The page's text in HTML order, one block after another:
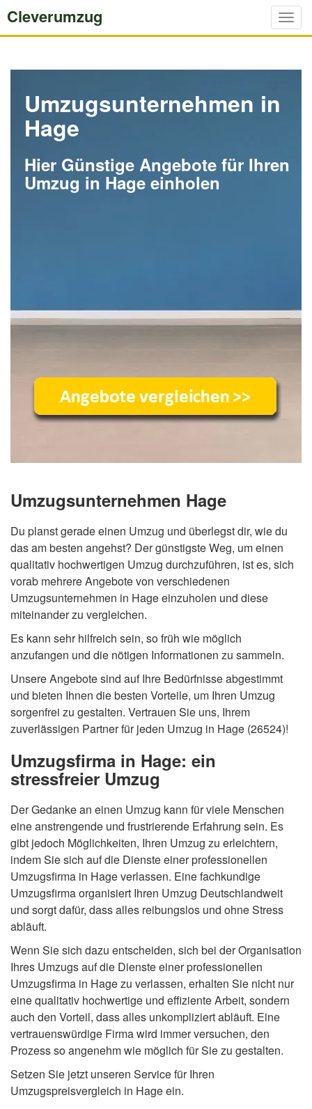
Cleverumzug
Umzugsunternehmen in
Hage
Hier Günstige Angebote für Ihren
Umzug in Hage einholen
Umzugsunternehmen Hage
Du planst gerade einen Umzug und überlegst dir, wie du
das am besten angehst? Der günstigste Weg, um einen
qualitativ hochwertigen Umzug durchzuführen, ist es, sich
vorab mehrere Angebote von verschiedenen
Umzugsunternehmen in Hage einzuholen und diese
miteinander zu vergleichen.
Es kann sehr hilfreich sein, so früh wie möglich
anzufangen und die nötigen Informationen zu sammeln.
Unsere Angebote sind auf Ihre Bedürfnisse abgestimmt
und bieten Ihnen die besten Vorteile, um Ihren Umzug
sorgenfrei zu gestalten. Vertrauen Sie uns, Ihrem
zuverlässigen Partner für jeden Umzug in Hage (26524)!
Umzugsfirma in Hage: ein
stressfreier Umzug
Der Gedanke an einen Umzug kann für viele Menschen
eine anstrengende und frustrierende Erfahrung sein. Es
gibt jedoch Möglichkeiten, Ihren Umzug zu erleichtern,
indem Sie sich auf die Dienste einer professionellen
Umzugsfirma in Hage verlassen. Eine fachkundige
Umzugsfirma organisiert Ihren Umzug Deutschlandweit
und sorgt dafür, dass alles reibungslos und ohne Stress
abläuft.
Wenn Sie sich dazu entscheiden, sich bei der Organisation
Ihres Umzugs auf die Dienste einer professionellen
Umzugsfirma in Hage zu verlassen, erhalten Sie nicht nur
eine qualitativ hochwertige und effiziente Arbeit, sondern
auch den Vorteil, dass alles unkompliziert abläuft. Eine
vertrauenswürdige Firma wird immer versuchen, den
Prozess so angenehm wie möglich für Sie zu gestalten.
Setzen Sie jetzt unseren Service für Ihren
Umzugspreisvergleich in Hage ein.